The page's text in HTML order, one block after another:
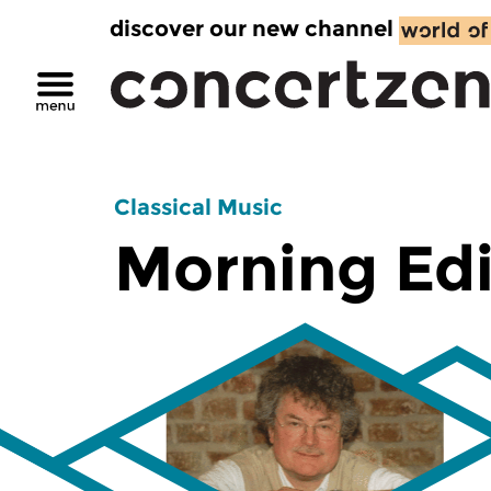
discover our new channel
Classical Music
Morning